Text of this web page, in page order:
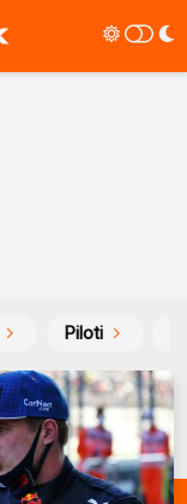
Piloti